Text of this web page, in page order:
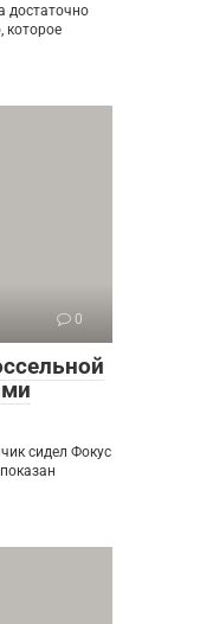
достаточно
которое
0
сидел Фокус